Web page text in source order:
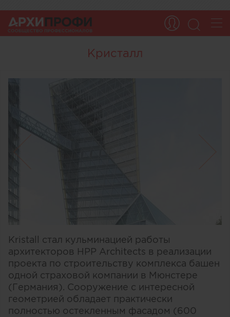
Кристалл
Kristall стал кульминацией работы
архитекторов HPP Architects в реализации
проекта по строительству комплекса башен
одной страховой компании в Мюнстере
(Германия). Сооружение с интересной
геометрией обладает практически
полностью остекленным фасадом (600